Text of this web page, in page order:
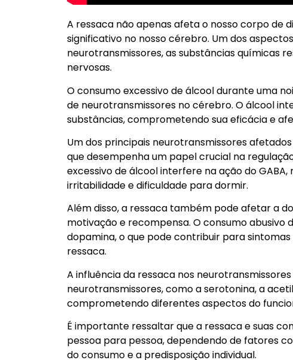
A ressaca não apenas afeta o nosso corpo de
significativo no nosso cérebro. Um dos
neurotransmissores, as substâncias químicas
nervosas.
O consumo excessivo de álcool durante uma
de neurotransmissores no cérebro. O álcool
substâncias, comprometendo sua eficácia e
Um dos principais neurotransmissores
que desempenha um papel crucial na
excessivo de álcool interfere na ação do
irritabilidade e dificuldade para dormir.
Além disso, a ressaca também pode afetar a
motivação e recompensa. O consumo abusivo
dopamina, o que pode contribuir para
ressaca.
A influência da ressaca nos
neurotransmissores, como a serotonina, a
comprometendo diferentes aspectos do
É importante ressaltar que a ressaca e suas
pessoa para pessoa, dependendo de fatores
do consumo e a predisposição individual.